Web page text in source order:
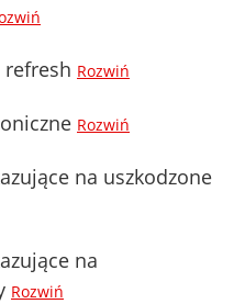
refresh Rozwiń
Rozwiń
na uszkodzone
na
Rozwiń